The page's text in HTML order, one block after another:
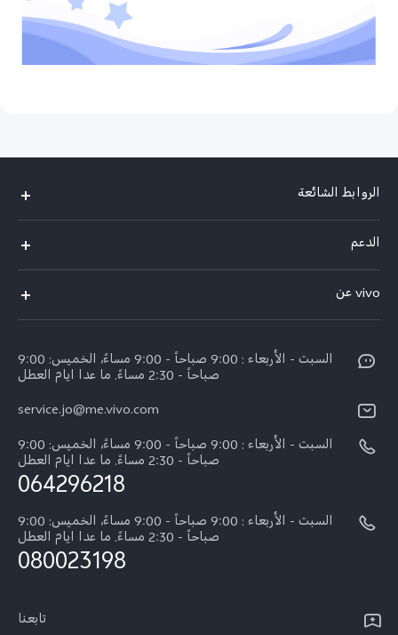
الروابط الشائعة
Y19s(New)
Y28(New)
Y03
كل الموديلات
الدعم
مركز الخدمة
Funtouch OS
اسعار قطع الغيار
تحديثات النظام
بيان الخصوصية بشأن خدمة العملاء
vivo عن
اضغط
الإشعارات القانونية
نبذة عنا
الاستدامة
السبت - الأربعاء : 9:00 صباحاً - 9:00 مساءً، الخميس: 9:00
صباحاً - 2:30 مساءً. ما عدا ايام العطل
service.jo@me.vivo.com
السبت - الأربعاء : 9:00 صباحاً - 9:00 مساءً، الخميس: 9:00
صباحاً - 2:30 مساءً. ما عدا ايام العطل
064296218
السبت - الأربعاء : 9:00 صباحاً - 9:00 مساءً، الخميس: 9:00
صباحاً - 2:30 مساءً. ما عدا ايام العطل
080023198
تابعنا